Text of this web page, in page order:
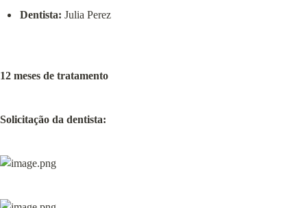
Dentista: Julia Perez
12 meses de tratamento
Solicitação da dentista: